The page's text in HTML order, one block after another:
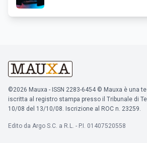
©2026 Mauxa - ISSN 2283-6454 © Mauxa è una
iscritta al registro stampa presso il Tribunale di
10/08 del 13/10/08. Iscrizione al ROC n. 23259.
Edito da Argo S.C. a R.L. - P.I. 01407520558